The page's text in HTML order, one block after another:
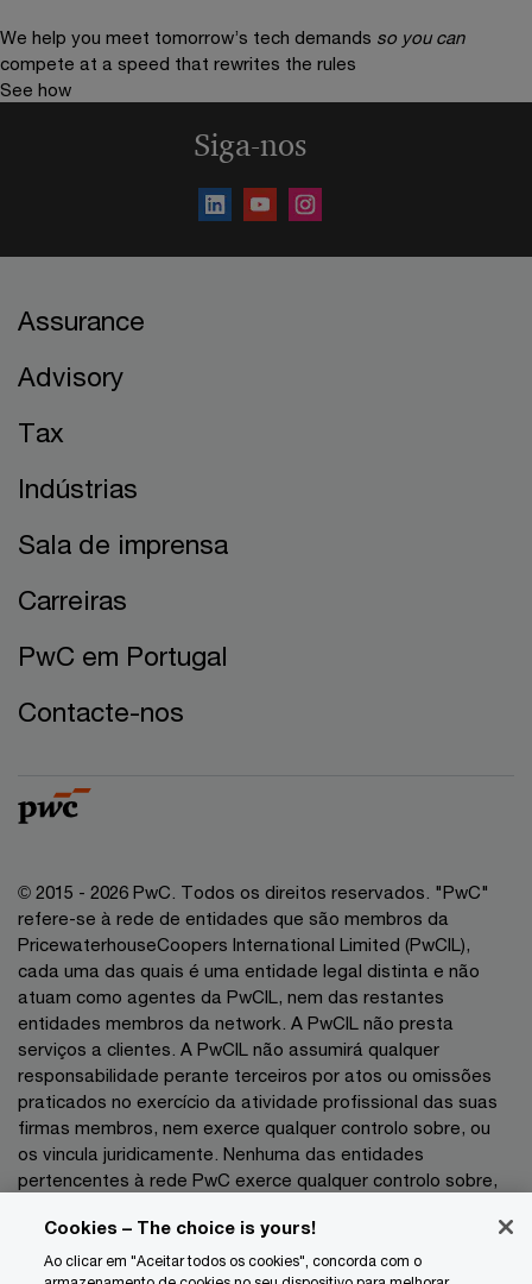
We help you meet tomorrow’s tech demands so you can
compete at a speed that rewrites the rules
See how
Siga-nos
Assurance
Advisory
Tax
Indústrias
Sala de imprensa
Carreiras
PwC em Portugal
Contacte-nos
© 2015 - 2026 PwC. Todos os direitos reservados. "PwC"
refere-se à rede de entidades que são membros da
PricewaterhouseCoopers International Limited (PwCIL),
cada uma das quais é uma entidade legal distinta e não
atuam como agentes da PwCIL, nem das restantes
entidades membros da network. A PwCIL não presta
serviços a clientes. A PwCIL não assumirá qualquer
responsabilidade perante terceiros por atos ou omissões
praticados no exercício da atividade profissional das suas
firmas membros, nem exerce qualquer controlo sobre, ou
os vincula juridicamente. Nenhuma das entidades
pertencentes à rede PwC exerce qualquer controlo sobre,
da sua atividade profissional pelo que não poderão as
mesmas ser responsabilizadas, a que título for, perante
Cookies – The choice is yours!
Ao clicar em "Aceitar todos os cookies", concorda com o